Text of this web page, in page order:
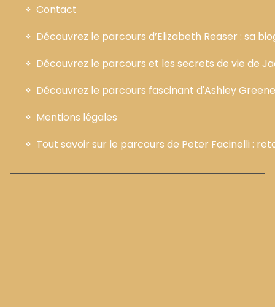
Contact
Découvrez le parcours d’Elizabeth Reaser : sa
Découvrez le parcours et les secrets de vie de
Découvrez le parcours fascinant d'Ashley
Mentions légales
Tout savoir sur le parcours de Peter Facinelli :